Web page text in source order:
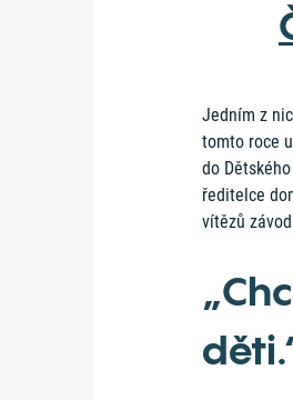
Jedním z
tomto roce
do
ředitelce
vítězů